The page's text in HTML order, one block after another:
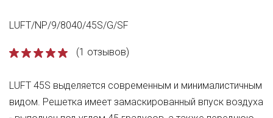
LUFT/NP/9/8040/45S/G/SF
(1 отзывов)
LUFT 45S выделяется современным и минималистичным
видом. Решетка имеет замаскированный впуск воздуха